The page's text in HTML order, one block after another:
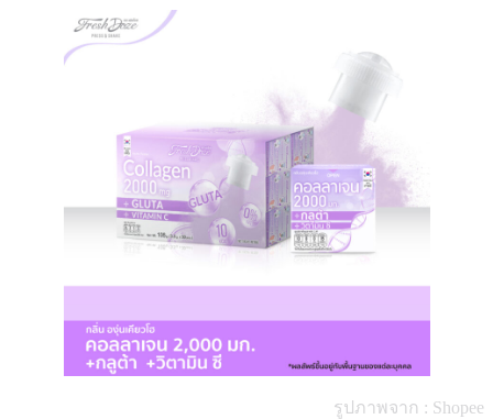
รูปภาพจาก : Shopee